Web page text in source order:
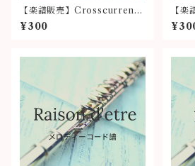
【楽譜販売】Crosscurrent
（フルートパート譜）
¥300
【
（コ